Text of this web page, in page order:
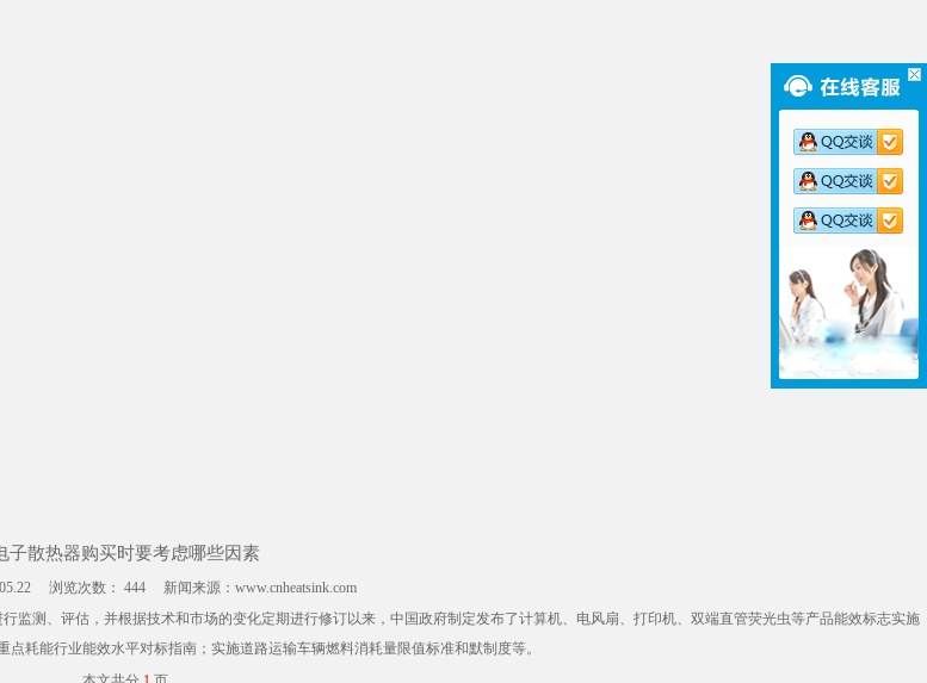
子散热器购买时要考虑哪些因素
浏览次数： 444
新闻来源：www.cnheatsink.com
监测、评估，并根据技术和市场的变化定期进行修订以来，中国政府制定发布了计算机、电风扇、打印机、双端直管荧光虫等产品能效标志实施
耗能行业能效水平对标指南；实施道路运输车辆燃料消耗量限值标准和默制度等。